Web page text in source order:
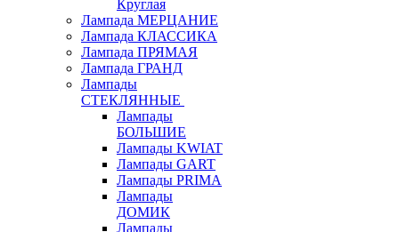
Круглая
Лампада МЕРЦАНИЕ
Лампада КЛАССИКА
Лампада ПРЯМАЯ
Лампада ГРАНД
Лампады
СТЕКЛЯННЫЕ
Лампады
БОЛЬШИЕ
Лампады KWIAT
Лампады GART
Лампады PRIMA
Лампады
ДОМИК
Лампады